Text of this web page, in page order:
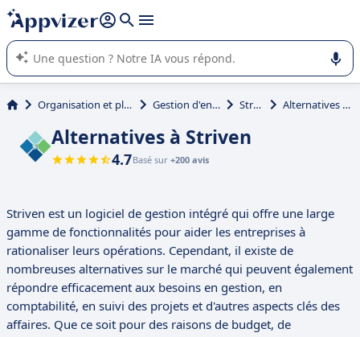
répondre (plusieurs lignes avec
L'IA de Appvizer vous guide dans l'utilisation ou la sélection de
logiciel SaaS en entreprise.
Organisation et planification Gestion d'entreprise Striven Alternatives à Striven
Alternatives à Striven
4.7Basé sur +200 avis
Striven est un logiciel de gestion intégré qui offre une large
gamme de fonctionnalités pour aider les entreprises à
rationaliser leurs opérations. Cependant, il existe de
nombreuses alternatives sur le marché qui peuvent également
répondre efficacement aux besoins en gestion, en
comptabilité, en suivi des projets et d'autres aspects clés des
affaires. Que ce soit pour des raisons de budget, de